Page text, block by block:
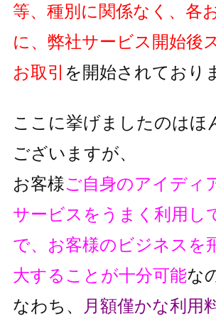
等、種別に関係なく、各
に、弊社サービス開始後
お取引 を開始されており
ここに挙げましたのはほ
ございますが、
お客様ご自身のアイディ
サービスをうまく利用し
で、 お客様のビジネスを
大することが十分可能な
なわち、
月額僅かな利用